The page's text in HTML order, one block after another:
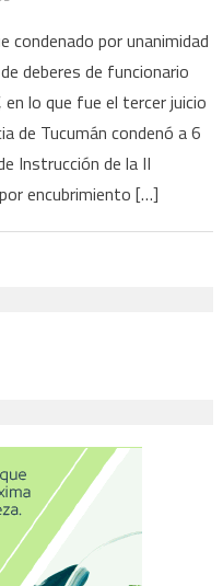
de
Paulina
Lebbos:
condenaron
al
condenado por unanimidad
deberes de funcionario
lo que fue el tercer juicio
de Tucumán condenó a 6
Instrucción de la II
encubrimiento […]